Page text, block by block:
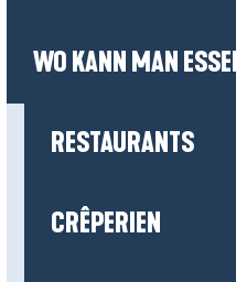
WO KANN MAN
RESTAURANTS
CRÊPERIEN
MÖGEN...